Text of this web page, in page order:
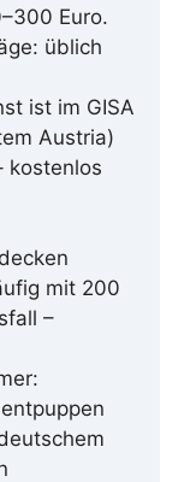
Euro.
üblich
ist im GISA
Austria)
kostenlos
mit 200
–